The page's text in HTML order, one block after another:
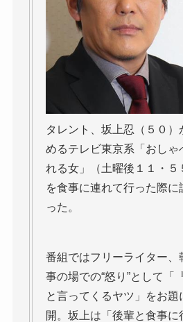
タレント、坂上忍（５０）
めるテレビ東京系「おしゃ
れる女」（土曜後１１・５
を食事に連れて行った際
った。
番組ではフリーライター、
事の場での“怒り”として「
と言ってくるヤツ」をお題
開。坂上は「後輩と食事に